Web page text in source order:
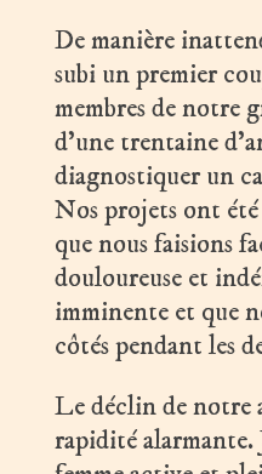
De manière
subi un premier
membres de notre
d’une trentaine
diagnostiquer un
Nos projets ont
que nous faisions
douloureuse et
imminente et que
côtés pendant les
Le déclin de notre
rapidité alarmante.